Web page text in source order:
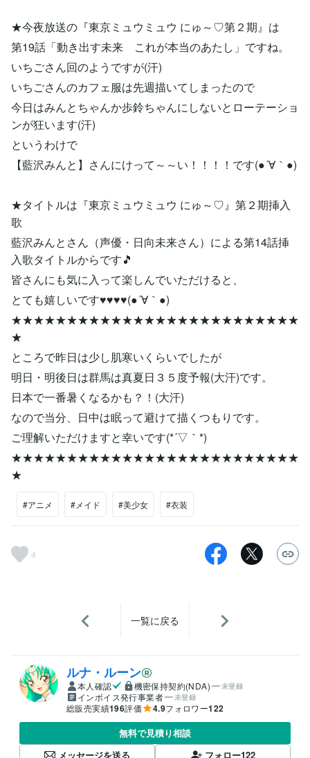
★今夜放送の『東京ミュウミュウ にゅ～♡第２期』は
第19話「動き出す未来 これが本当のあたし」ですね。
いちごさん回のようですが(汗)
いちごさんのカフェ服は先週描いてしまったので
今日はみんとちゃんか歩鈴ちゃんにしないとローテーショ
ンが狂います(汗)
というわけで
【藍沢みんと】さんにけって～～い！！！！です(●´∀｀●)
★タイトルは『東京ミュウミュウ にゅ～♡』第２期挿入
歌
藍沢みんとさん（声優・日向未来さん）による第14話挿
入歌タイトルからです🎵
皆さんにも気に入って楽しんでいただけると、
とても嬉しいです♥♥♥♥(●´∀｀●)
★★★★★★★★★★★★★★★★★★★★★★★★★★
★
ところで昨日は少し肌寒いくらいでしたが
明日・明後日は群馬は真夏日３５度予報(大汗)です。
日本で一番暑くなるかも？！(大汗)
なので当分、日中は眠って避けて描くつもりです。
ご理解いただけますと幸いです(*´▽｀*)
★★★★★★★★★★★★★★★★★★★★★★★★★★
★
#アニメ #メイド #美少女 #衣装
4
一覧に戻る
ルナ・ルーン
本人確認 機密保持契約(NDA) 未登録
インボイス発行事業者 未登録
総販売実績196評価 4.9フォロワー122
無料で見積り相談
メッセージを送る
フォロー122